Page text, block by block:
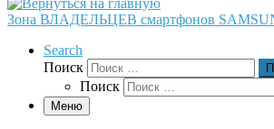
Зона ВЛАДЕЛЬЦЕВ смартфонов
Search
Поиск
Поиск
Меню